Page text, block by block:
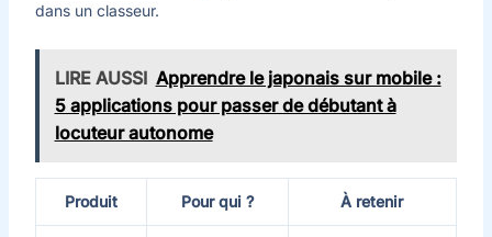
dans un classeur.
LIRE AUSSI Apprendre le japonais sur mobile :
5 applications pour passer de débutant à
locuteur autonome
Produit Pour qui ? À retenir